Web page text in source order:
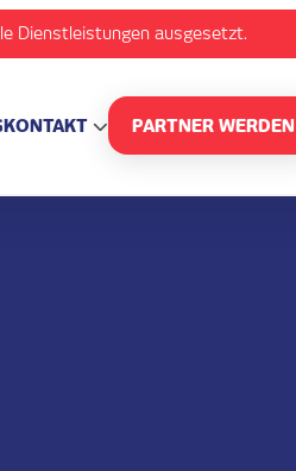
Dienstleistungen ausgesetzt.
KONTAKT PARTNER WERDEN